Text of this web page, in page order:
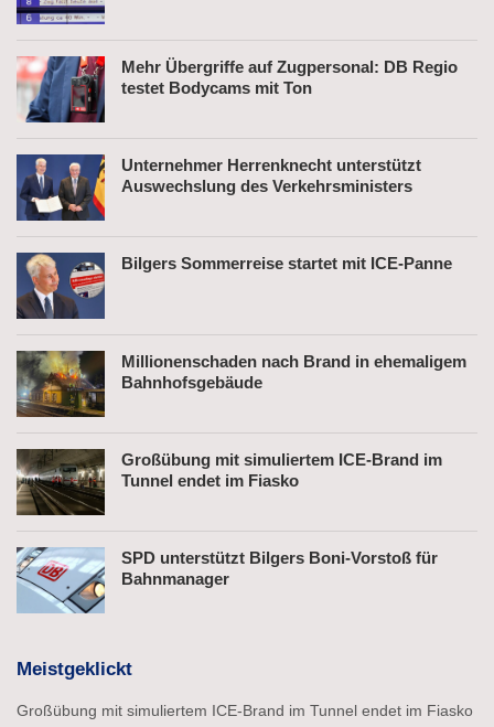
Mehr Übergriffe auf Zugpersonal: DB Regio
testet Bodycams mit Ton
Unternehmer Herrenknecht unterstützt
Auswechslung des Verkehrsministers
Bilgers Sommerreise startet mit ICE-Panne
Millionenschaden nach Brand in ehemaligem
Bahnhofsgebäude
Großübung mit simuliertem ICE-Brand im
Tunnel endet im Fiasko
SPD unterstützt Bilgers Boni-Vorstoß für
Bahnmanager
Meistgeklickt
Großübung mit simuliertem ICE-Brand im Tunnel endet im Fiasko